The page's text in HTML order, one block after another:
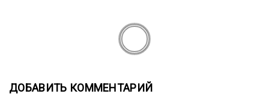
ДОБАВИТЬ КОММЕНТАРИЙ